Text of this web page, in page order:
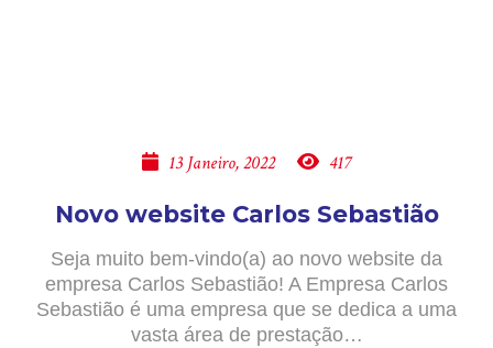
13 Janeiro, 2022 417
Novo website Carlos Sebastião
Seja muito bem-vindo(a) ao novo website da
empresa Carlos Sebastião! A Empresa Carlos
Sebastião é uma empresa que se dedica a uma
vasta área de prestação…